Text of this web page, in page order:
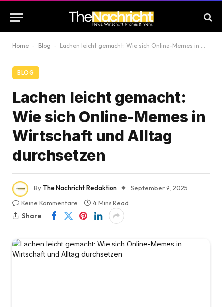
Home - Blog - Lachen leicht gemacht: Wie sich Online-Memes in Wirtschaft und Alltag durchsetzen
BLOG
Lachen leicht gemacht:
Wie sich Online-Memes in
Wirtschaft und Alltag
durchsetzen
ByThe Nachricht Redaktion
September 9, 2025
Keine Kommentare
4 Mins Read
Share